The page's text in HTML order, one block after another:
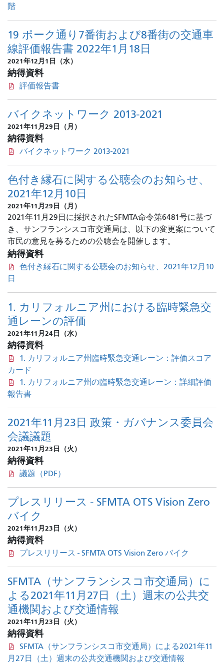
階
19 ポーク通り7番街および8番街の交通車
線評価報告書 2022年1月18日
2021年12月1日（水）
納得資料
評価報告書
バイクネットワーク 2013-2021
2021年11月29日（月）
納得資料
バイクネットワーク 2013-2021
色付き縁石に関する公聴会のお知らせ、
2021年12月10日
2021年11月29日（月）
2021年11月29日に採択されたSFMTA命令第6481号に基づ
き、サンフランシスコ市交通局は、以下の変更案について
市民の意見を募るための公聴会を開催します。
納得資料
色付き縁石に関する公聴会のお知らせ、2021年12月10
日
1. カリフォルニア州における臨時緊急交
通レーンの評価
2021年11月24日（水）
納得資料
1. カリフォルニア州臨時緊急交通レーン：評価スコア
カード
1. カリフォルニア州の臨時緊急交通レーン：詳細評価
報告書
2021年11月23日 政策・ガバナンス委員会
会議議題
2021年11月23日（火）
納得資料
議題（PDF）
プレスリリース - SFMTA OTS Vision Zero
バイク
2021年11月23日（火）
納得資料
プレスリリース - SFMTA OTS Vision Zero バイク
SFMTA（サンフランシスコ市交通局）に
よる2021年11月27日（土）週末の公共交
通機関および交通情報
2021年11月23日（火）
納得資料
SFMTA（サンフランシスコ市交通局）による2021年11
月27日（土）週末の公共交通機関および交通情報